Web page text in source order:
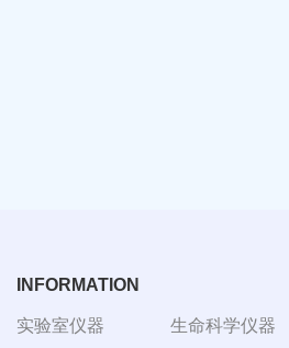
INFORMATION
实验室仪器
生命科学仪器